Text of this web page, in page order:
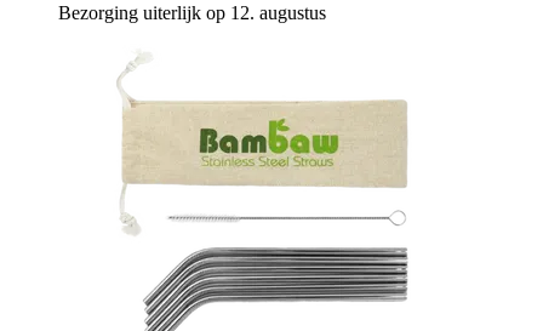
Bezorging uiterlijk op 12. augustus